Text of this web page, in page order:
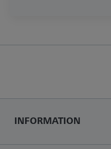
INFORMATION